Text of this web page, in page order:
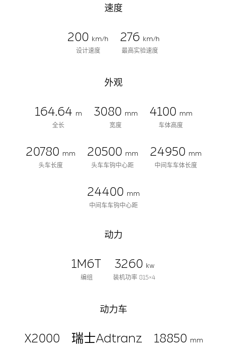
速度
200
km/h
设计速度
276
km/h
最高实验速度
外观
164.64 m
全长
3080 mm
宽度
4100 mm
车体高度
20780 mm
头车长度
20500 mm
头车车钩中心距
24950 mm
中间车车体长度
24400 mm
中间车车钩中心距
动力
1M6T
编组
3260
kw
装机功率 815×4
动力车
X2000 瑞士Adtranz 18850 mm